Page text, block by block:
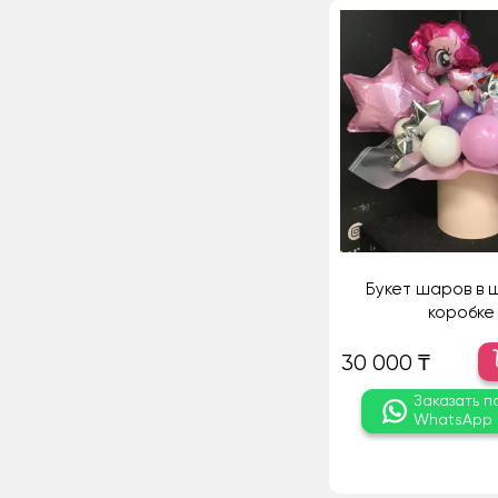
Букет шаров в
коробке
30 000 ₸
Заказать
WhatsApp